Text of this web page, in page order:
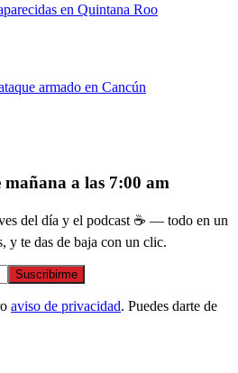
en Quintana Roo
armado en Cancún
mañana a las 7:00 am
del día y el podcast ☕ — todo en un
y te das de baja con un clic.
Suscribirme
aviso de privacidad. Puedes darte de